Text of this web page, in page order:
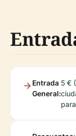
Entrada
General:
5 €